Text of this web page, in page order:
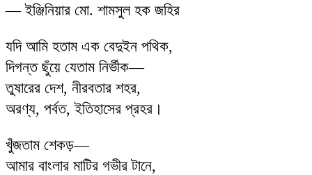
— ইঞ্জিনিয়ার মো. শামসুল হক জহির
যদি আমি হতাম এক বেদুইন পথিক,
দিগন্ত ছুঁয়ে যেতাম নির্ভীক—
তুষারের দেশ, নীরবতার শহর,
অরণ্য, পর্বত, ইতিহাসের প্রহর।
খুঁজতাম শেকড়—
আমার বাংলার মাটির গভীর টানে,